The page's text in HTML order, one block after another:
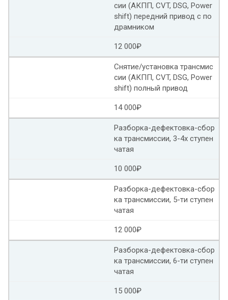
Замена гидроблока АКПП Ниссан
Ремонт гидроблока АКПП Ниссан
Ремонт гидроблока Фольксваген
Ремонт гидроблока Шевроле круз
Замена гидроблока Пежо 308
Диагностика гидроблока
Ремонт гидроблока АКПП Опель астра h
сии (АКПП, CVT, DSG, Power
shift) передний привод с по
драмником
12 000₽
Снятие/установка трансмис
сии (АКПП, CVT, DSG, Power
shift) полный привод
14 000₽
Разборка-дефектовка-сбор
ка трансмиссии, 3-4х ступен
чатая
10 000₽
Разборка-дефектовка-сбор
ка трансмиссии, 5-ти ступен
чатая
12 000₽
Разборка-дефектовка-сбор
ка трансмиссии, 6-ти ступен
чатая
15 000₽